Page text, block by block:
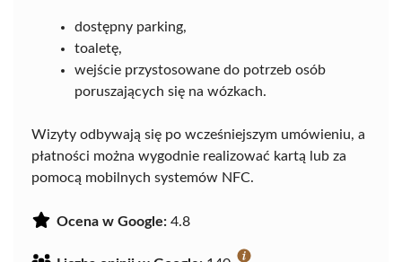
dostępny parking,
toaletę,
wejście przystosowane do potrzeb osób
poruszających się na wózkach.
Wizyty odbywają się po wcześniejszym umówieniu, a
płatności można wygodnie realizować kartą lub za
pomocą mobilnych systemów NFC.
Ocena w Google: 4.8